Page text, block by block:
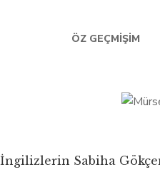
ÖZ GEÇMIŞIM
İngilizlerin Sabiha